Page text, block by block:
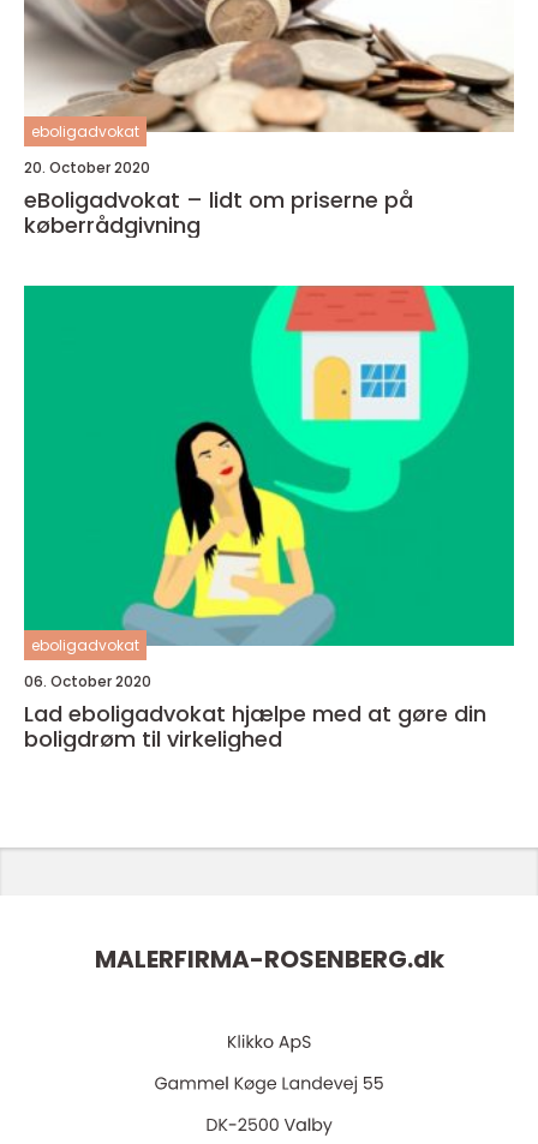
eboligadvokat
20. October 2020
eBoligadvokat – lidt om priserne på
køberrådgivning
eboligadvokat
06. October 2020
Lad eboligadvokat hjælpe med at gøre din
boligdrøm til virkelighed
MALERFIRMA-ROSENBERG.dk